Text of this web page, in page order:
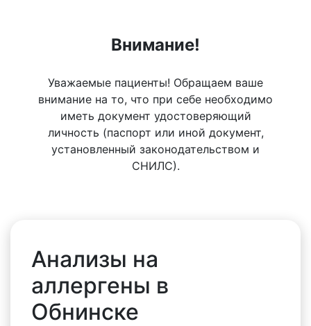
Внимание!
Уважаемые пациенты! Обращаем ваше
внимание на то, что при себе необходимо
иметь документ удостоверяющий
личность (паспорт или иной документ,
установленный законодательством и
СНИЛС).
Анализы на
аллергены в
Обнинске